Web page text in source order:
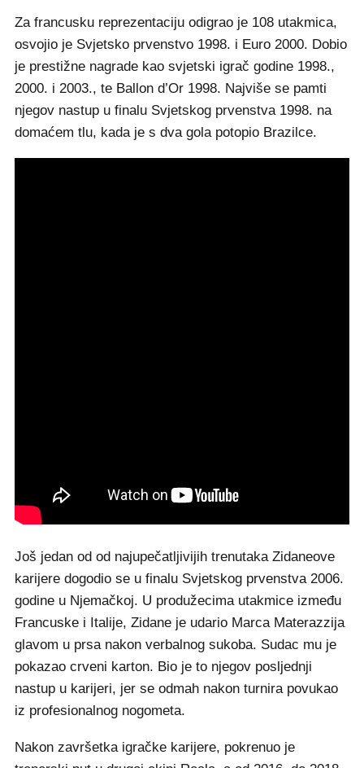
Za francusku reprezentaciju odigrao je 108 utakmica,
osvojio je Svjetsko prvenstvo 1998. i Euro 2000. Dobio
je prestižne nagrade kao svjetski igrač godine 1998.,
2000. i 2003., te Ballon d’Or 1998. Najviše se pamti
njegov nastup u finalu Svjetskog prvenstva 1998. na
domaćem tlu, kada je s dva gola potopio Brazilce.
Još jedan od od najupečatljivijih trenutaka Zidaneove
karijere dogodio se u finalu Svjetskog prvenstva 2006.
godine u Njemačkoj. U produžecima utakmice između
Francuske i Italije, Zidane je udario Marca Materazzija
glavom u prsa nakon verbalnog sukoba. Sudac mu je
pokazao crveni karton. Bio je to njegov posljednji
nastup u karijeri, jer se odmah nakon turnira povukao
iz profesionalnog nogometa.
Nakon završetka igračke karijere, pokrenuo je